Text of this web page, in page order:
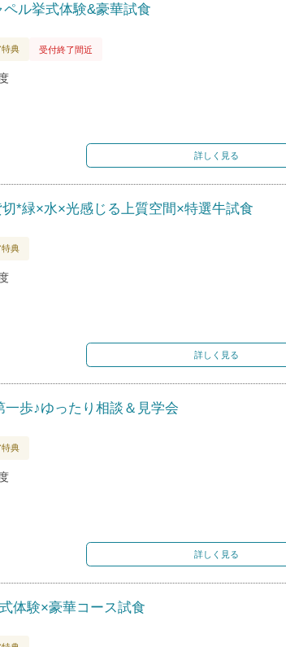
ル挙式体験&豪華試食
特典 受付終了間近
詳しく見る
*緑×水×光感じる上質空間×特選牛試食
特典
詳しく見る
歩♪ゆったり相談＆見学会
特典
詳しく見る
体験×豪華コース試食